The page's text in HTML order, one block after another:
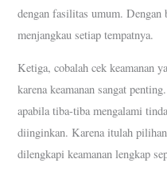
dengan fasilitas umum.
menjangkau setiap tempatnya.
Ketiga, cobalah cek keamanan
karena keamanan sangat
apabila tiba-tiba mengalami
diinginkan. Karena itulah
dilengkapi keamanan lengkap